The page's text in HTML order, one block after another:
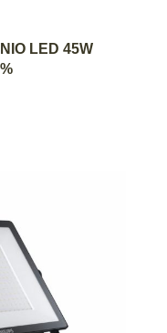
LED 45W